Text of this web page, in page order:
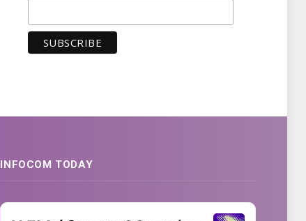
INFOCOM TODAY